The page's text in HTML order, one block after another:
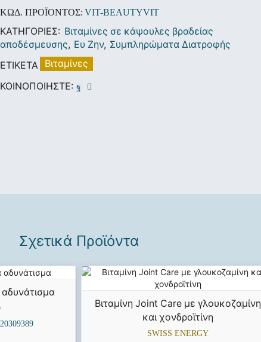
ΚΩΔ. ΠΡΟΪΌΝΤΟΣ: VIT-BEAUTYVIT
ΚΑΤΗΓΟΡΊΕΣ: Βιταμίνες σε κάψουλες βραδείας
αποδέσμευσης, Ευ Ζην, Συμπληρώματα Διατροφής
ΕΤΙΚΈΤΑ
Βιταμίνες
ΚΟΙΝΟΠΟΙΉΣΤΕ:
Σχετικά Προϊόντα
20309389
Βιταμίνη Joint Care με γλουκοζαμίνη
και χονδροϊτίνη
SWISS ENERGY